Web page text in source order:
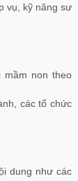
vụ, kỹ năng sư
mầm non theo
các tổ chức
dung như các